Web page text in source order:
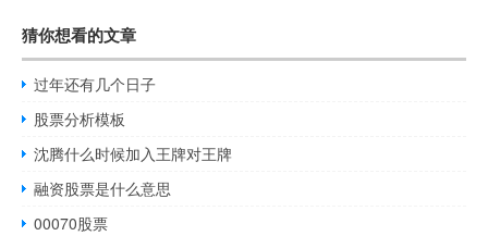
猜你想看的文章
过年还有几个日子
股票分析模板
沈腾什么时候加入王牌对王牌
融资股票是什么意思
00070股票